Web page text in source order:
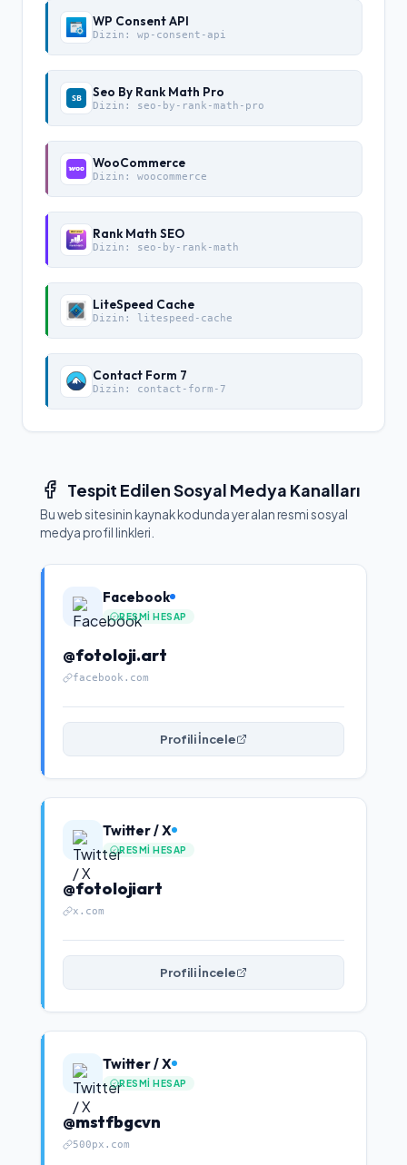
WP Consent API
Dizin: wp-consent-api
Seo By Rank Math Pro
Dizin: seo-by-rank-math-pro
WooCommerce
Dizin: woocommerce
Rank Math SEO
Dizin: seo-by-rank-math
LiteSpeed Cache
Dizin: litespeed-cache
Contact Form 7
Dizin: contact-form-7
Tespit Edilen Sosyal Medya Kanalları
Bu web sitesinin kaynak kodunda yer alan resmi sosyal
medya profil linkleri.
Facebook
RESMI HESAP
@fotoloji.art
facebook.com
Profili İncele
Twitter / X
RESMI HESAP
@fotolojiart
x.com
Profili İncele
Twitter / X
RESMI HESAP
@mstfbgcvn
500px.com